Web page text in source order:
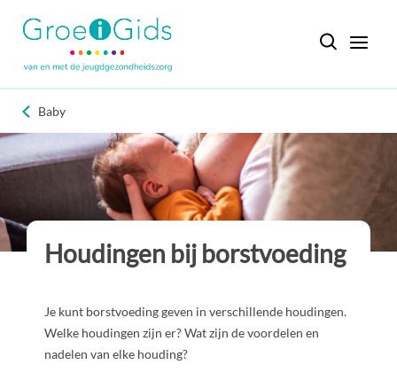
Baby
Houdingen bij borstvoeding
Je kunt borstvoeding geven in verschillende houdingen.
Welke houdingen zijn er? Wat zijn de voordelen en
nadelen van elke houding?